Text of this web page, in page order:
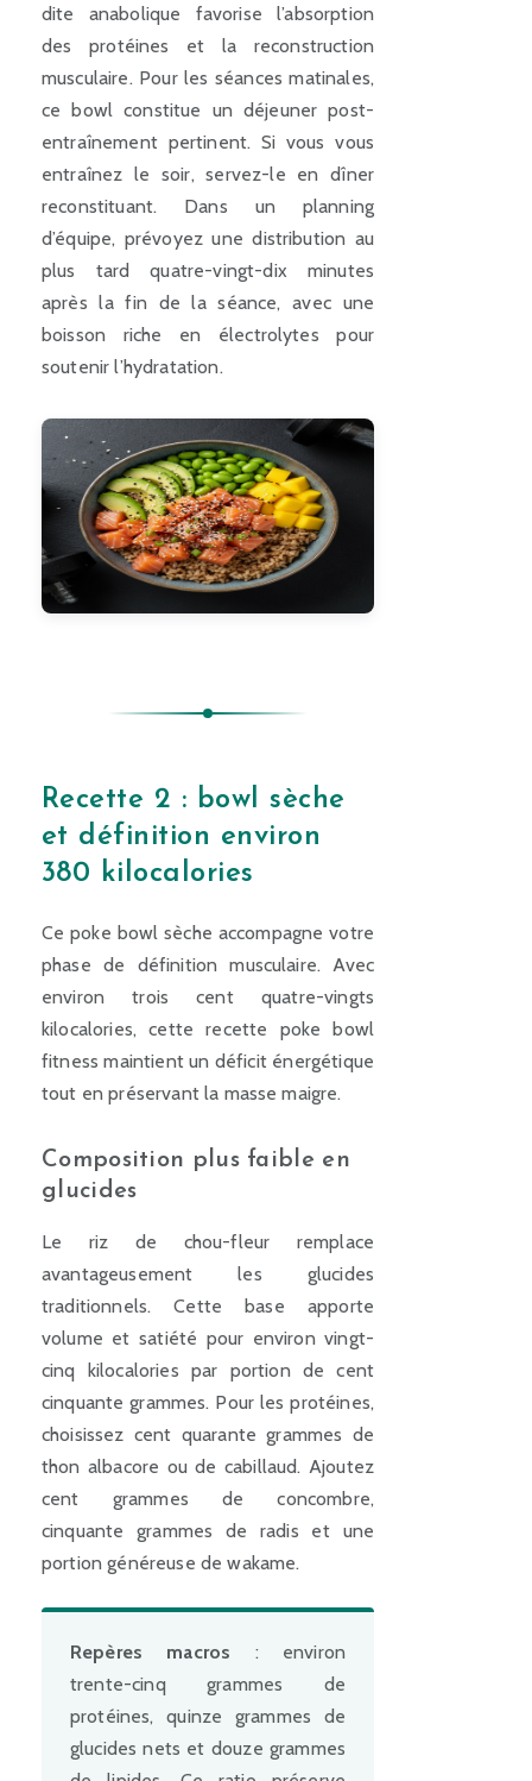
dite anabolique favorise l’absorption
des protéines et la reconstruction
musculaire. Pour les séances matinales,
ce bowl constitue un déjeuner post-
entraînement pertinent. Si vous vous
entraînez le soir, servez-le en dîner
reconstituant. Dans un planning
d’équipe, prévoyez une distribution au
plus tard quatre-vingt-dix minutes
après la fin de la séance, avec une
boisson riche en électrolytes pour
soutenir l’hydratation.
Recette 2 : bowl sèche
et définition environ
380 kilocalories
Ce poke bowl sèche accompagne votre
phase de définition musculaire. Avec
environ trois cent quatre-vingts
kilocalories, cette recette poke bowl
fitness maintient un déficit énergétique
tout en préservant la masse maigre.
Composition plus faible en
glucides
Le riz de chou-fleur remplace
avantageusement les glucides
traditionnels. Cette base apporte
volume et satiété pour environ vingt-
cinq kilocalories par portion de cent
cinquante grammes. Pour les protéines,
choisissez cent quarante grammes de
thon albacore ou de cabillaud. Ajoutez
cent grammes de concombre,
cinquante grammes de radis et une
portion généreuse de wakame.
Repères macros : environ
trente-cinq grammes de
protéines, quinze grammes de
glucides nets et douze grammes